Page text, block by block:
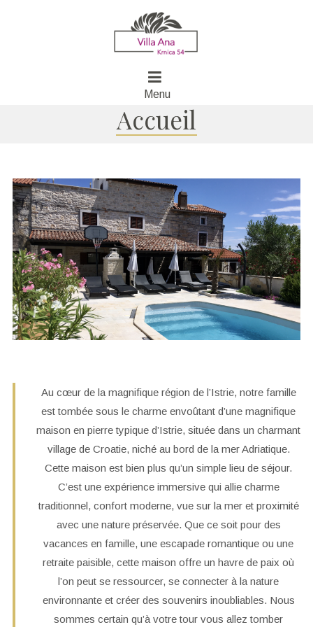
Menu
Accueil
Au cœur de la magnifique région de l’Istrie, notre famille
est tombée sous le charme envoûtant d’une magnifique
maison en pierre typique d’Istrie, située dans un charmant
village de Croatie, niché au bord de la mer Adriatique.
Cette maison est bien plus qu’un simple lieu de séjour.
C’est une expérience immersive qui allie charme
traditionnel, confort moderne, vue sur la mer et proximité
avec une nature préservée. Que ce soit pour des
vacances en famille, une escapade romantique ou une
retraite paisible, cette maison offre un havre de paix où
l’on peut se ressourcer, se connecter à la nature
environnante et créer des souvenirs inoubliables. Nous
sommes certain qu’à votre tour vous allez tomber